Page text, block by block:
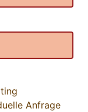
Anfrage